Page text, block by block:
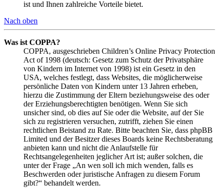
ist und Ihnen zahlreiche Vorteile bietet.
Nach oben
Was ist COPPA?
COPPA, ausgeschrieben Children’s Online Privacy Protection
Act of 1998 (deutsch: Gesetz zum Schutz der Privatsphäre
von Kindern im Internet von 1998) ist ein Gesetz in den
USA, welches festlegt, dass Websites, die möglicherweise
persönliche Daten von Kindern unter 13 Jahren erheben,
hierzu die Zustimmung der Eltern beziehungsweise des oder
der Erziehungsberechtigten benötigen. Wenn Sie sich
unsicher sind, ob dies auf Sie oder die Website, auf der Sie
sich zu registrieren versuchen, zutrifft, ziehen Sie einen
rechtlichen Beistand zu Rate. Bitte beachten Sie, dass phpBB
Limited und der Besitzer dieses Boards keine Rechtsberatung
anbieten kann und nicht die Anlaufstelle für
Rechtsangelegenheiten jeglicher Art ist; außer solchen, die
unter der Frage „An wen soll ich mich wenden, falls es
Beschwerden oder juristische Anfragen zu diesem Forum
gibt?“ behandelt werden.